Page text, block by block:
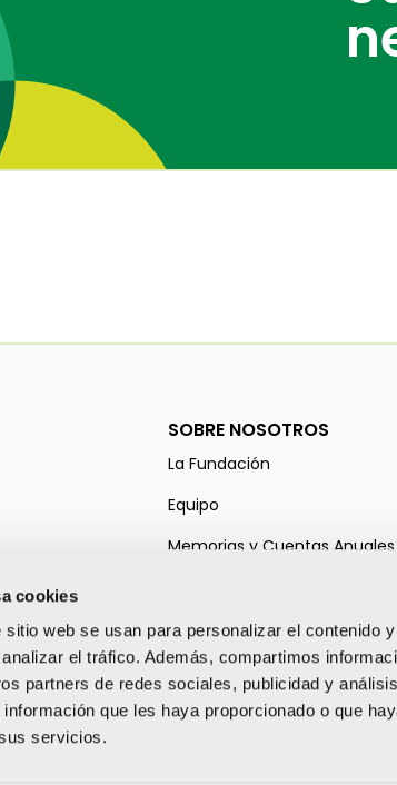
cookies
web se usan para personalizar el contenido
el tráfico. Además, compartimos
partners de redes sociales, publicidad y
que les haya proporcionado o que
servicios.
SOBRE NOSOTROS
La Fundación
Equipo
Memorias y Cuentas Anuales